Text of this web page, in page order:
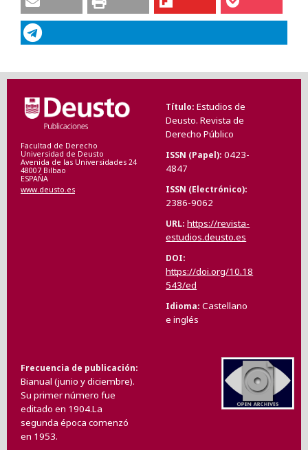
Facultad de Derecho
Universidad de Deusto
Avenida de las Universidades 24
48007 Bilbao
ESPAÑA
www.deusto.es
Título Estudios de
Deusto. Revista de
Derecho Público
ISSN (Papel) 0423-
4847
ISSN (Electrónico)
2386-9062
URL https://revista-
estudios.deusto.es
DOI
https://doi.org/10.18
543/ed
Idioma Castellano
e inglés
Frecuencia de publicación
Bianual (junio y diciembre).
Su primer número fue
editado en 1904.La
segunda época comenzó
en 1953.